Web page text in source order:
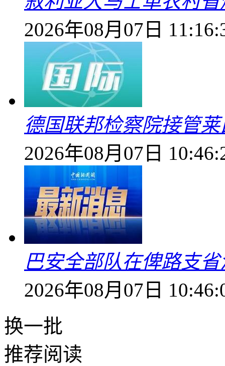
2026年08月07日
德国联邦检察院接管
2026年08月07日
巴安全部队在俾路支
2026年08月07日
换一批
推荐阅读